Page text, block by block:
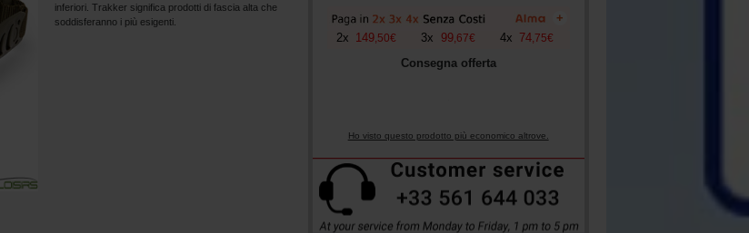
inferiori. Trakker significa prodotti di fascia alta che
soddisferanno i più esigenti.
+
2x 149, 50€ 3x 99, 67€ 4x 74 75€
Consegna offerta
Ho visto questo prodotto più economico altrove.